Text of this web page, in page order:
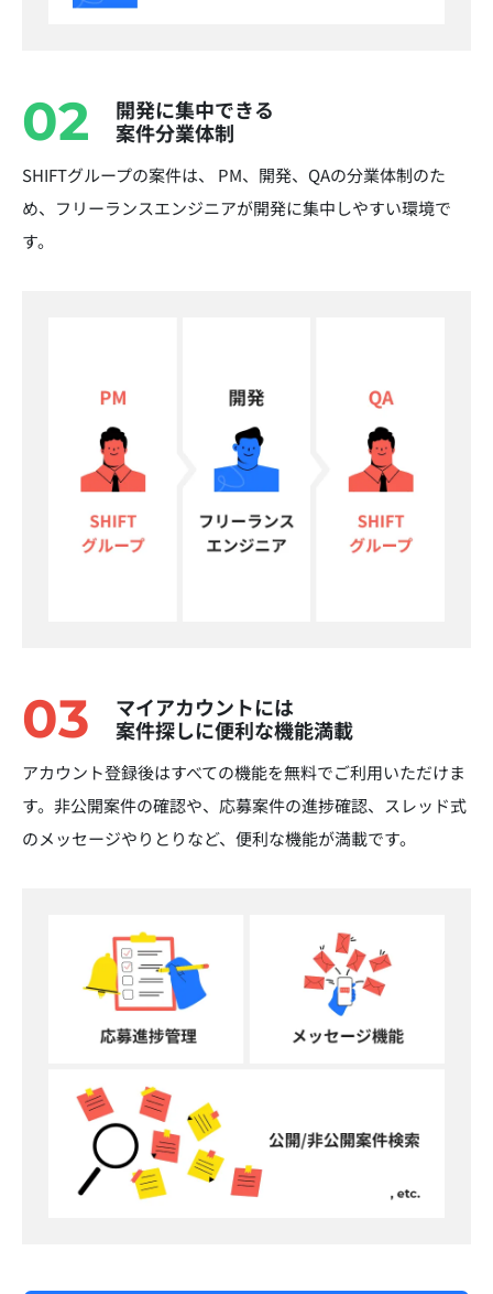
02
開発に集中できる
案件分業体制
SHIFTグループの案件は、 PM、開発、QAの分業体制のた
め、フリーランスエンジニアが開発に集中しやすい環境で
す。
03
マイアカウントには
案件探しに便利な機能満載
アカウント登録後はすべての機能を無料でご利用いただけま
す。非公開案件の確認や、応募案件の進捗確認、スレッド式
のメッセージやりとりなど、便利な機能が満載です。